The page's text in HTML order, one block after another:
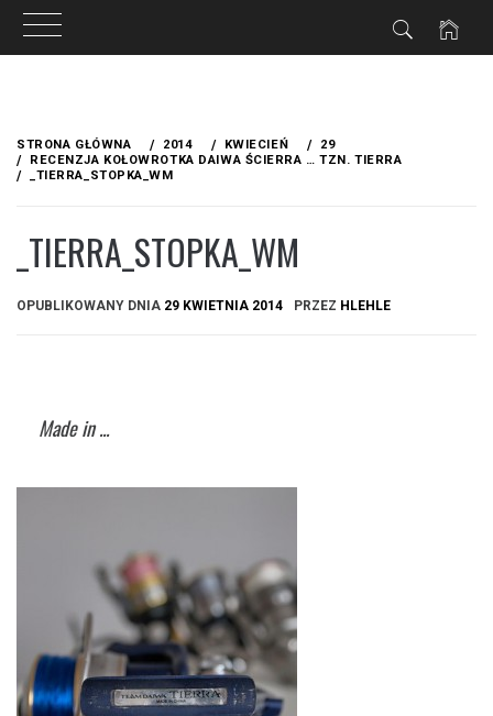
treści
STRONA GŁÓWNA 2014 KWIECIEŃ
29
RECENZJA KOŁOWROTKA DAIWA ŚCIERRA … TZN. TIERRA
_TIERRA_STOPKA_WM
_TIERRA_STOPKA_WM
OPUBLIKOWANY DNIA 29 KWIETNIA 2014 PRZEZ HLEHLE
Made in ...